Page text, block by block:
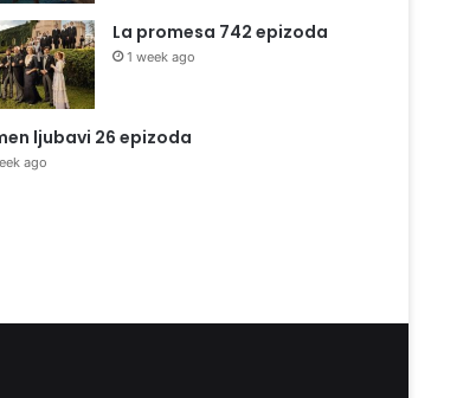
La promesa 742 epizoda
1 week ago
ljubavi 26 epizoda
ago